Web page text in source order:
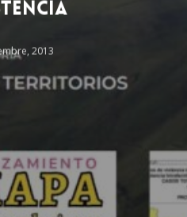
2013